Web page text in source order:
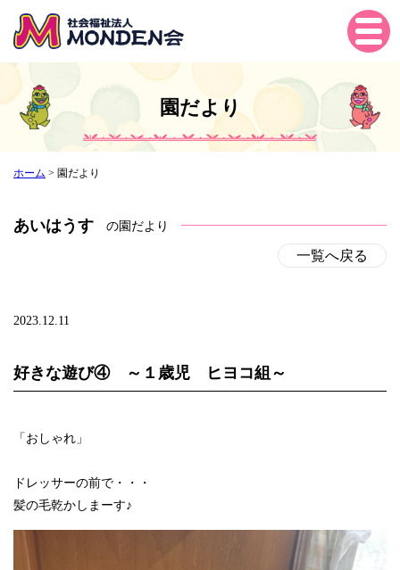
Tog
gle
gati
on
園だより
ホーム > 園だより
あいはうす の園だより
一覧へ戻る
2023.12.11
好きな遊び④ ～１歳児 ヒヨコ組～
「おしゃれ」
ドレッサーの前で・・・
髪の毛乾かしまーす♪